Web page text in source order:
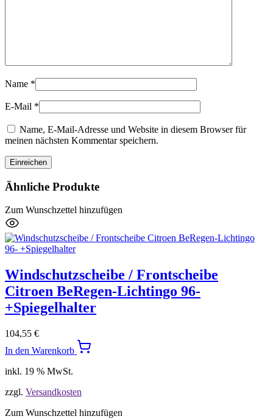
Name *
E-Mail *
Name, E-Mail-Adresse und Website in diesem Browser für
meinen nächsten Kommentar speichern.
Ähnliche Produkte
Zum Wunschzettel hinzufügen
Windschutzscheibe / Frontscheibe
Citroen BeRegen-Lichtingo 96-
+Spiegelhalter
104,55 €
In den Warenkorb
inkl. 19 % MwSt.
zzgl. Versandkosten
Zum Wunschzettel hinzufügen